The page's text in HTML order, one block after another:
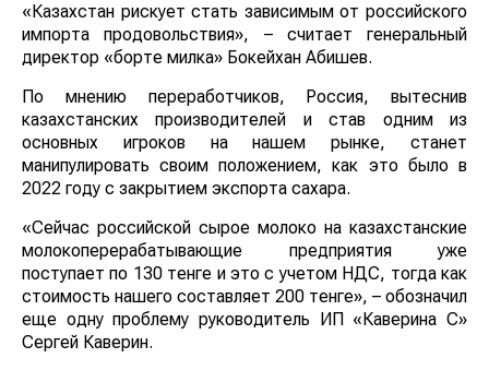
«Казахстан рискует стать зависимым от российского
импорта продовольствия», – считает генеральный
директор «борте милка» Бокейхан Абишев.
По мнению переработчиков, Россия, вытеснив
казахстанских производителей и став одним из
основных игроков на нашем рынке, станет
манипулировать своим положением, как это было в
2022 году с закрытием экспорта сахара.
«Сейчас российской сырое молоко на казахстанские
молокоперерабатывающие предприятия уже
поступает по 130 тенге и это с учетом НДС, тогда как
стоимость нашего составляет 200 тенге», – обозначил
еще одну проблему руководитель ИП «Каверина С»
Сергей Каверин.